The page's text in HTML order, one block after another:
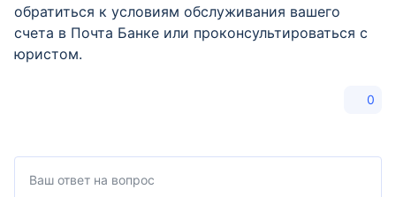
обратиться к условиям обслуживания вашего
счета в Почта Банке или проконсультироваться с
юристом.
0